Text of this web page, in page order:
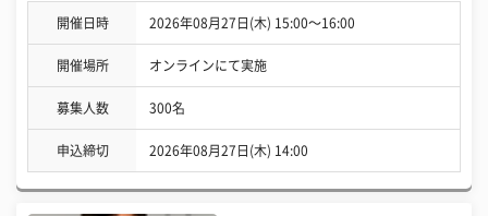
開催日時 2026年08月27日(木) 15:00〜16:00
開催場所 オンラインにて実施
募集人数 300名
申込締切 2026年08月27日(木) 14:00